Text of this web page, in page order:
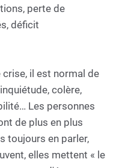
perte de
déficit
il est normal de
colère,
Les personnes
de plus en plus
toujours en parler,
elles mettent « le